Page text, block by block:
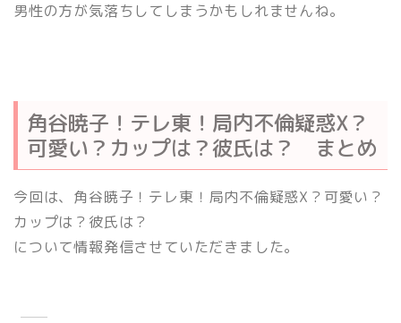
男性の方が気落ちしてしまうかもしれませんね。
角谷暁子！テレ東！局内不倫疑惑X？
可愛い？カップは？彼氏は？ まとめ
今回は、角谷暁子！テレ東！局内不倫疑惑X？可愛い？
カップは？彼氏は？
について情報発信させていただきました。